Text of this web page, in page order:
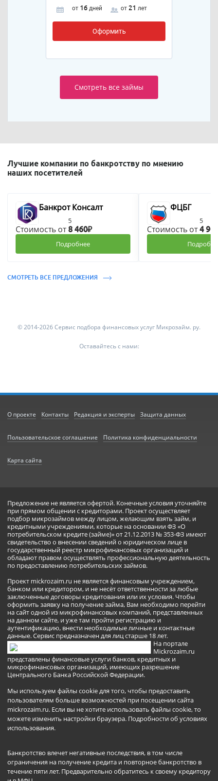
от 16 дней от 21 лет
Оформить
Смотреть все займы
Лучшие компании по банкротству по мнению
наших посетителей
Банкрот Консалт
5
Стоимость от8 460₽
Подробнее
ФЦБГ
5
Стоимость от4
СМОТРЕТЬ ВСЕ ПРЕДЛОЖЕНИЯ
© 2014-2026 Сервис подбора финансовых услуг Микрозайм. ру.
Оставайтесь с нами:
О проекте Контакты Редакция и эксперты Защита данных
Пользовательское соглашение Политика конфиденциальности
Карта сайта
Предложение не является офертой. Конечные условия уточняйте
при прямом общении с кредиторами. Проект осуществляет
подбор микрозаймов между лицом, желающим взять займ, и
кредитными учреждениями, которые на основании ФЗ «О
потребительском кредите (займе)» от 21.12.2013 № 353-ФЗ имеют
свидетельство о внесении сведений о юридическом лице в
государственный реестр микрофинансовых организаций и
обладают правом осуществлять профессиональную деятельность
по предоставлению потребительских займов.
Проект mickrozaim.ru не является финансовым учреждением,
банком или кредитором, и не несёт ответственности за любые
заключенные договоры кредитования или их условия. Чтобы
оформить заявку на получение займа, Вам необходимо перейти
на сайт одной из микрофинансовых компаний, представленных
на данном сайте, и уже там пройти регистрацию и
аутентификацию, внести необходимые личные и контактные
данные. Сервис предназначен для лиц старше 18 лет.
На портале
Mickrozaim.ru
представлены финансовые услуги банков, кредитных и
микрофинансовых организаций, имеющих разрешение
Центрального Банка Российской Федерации.
Мы используем файлы cookie для того, чтобы предоставить
пользователям больше возможностей при посещении сайта
mickrozaim.ru. Если вы не хотите использовать файлы cookie, то
можете изменить настройки браузера. Подробности об условиях
использования.
Банкротство влечет негативные последствия, в том числе
ограничения на получение кредита и повторное банкротство в
течение пяти лет. Предварительно обратитесь к своему кредитору